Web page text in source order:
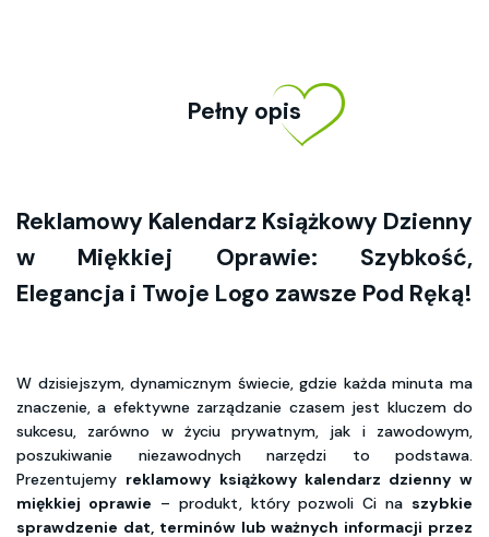
Pełny opis
Reklamowy Kalendarz Książkowy Dzienny
w Miękkiej Oprawie: Szybkość,
Elegancja i Twoje Logo zawsze Pod Ręką!
W dzisiejszym, dynamicznym świecie, gdzie każda minuta ma
znaczenie, a efektywne zarządzanie czasem jest kluczem do
sukcesu, zarówno w życiu prywatnym, jak i zawodowym,
poszukiwanie niezawodnych narzędzi to podstawa.
Prezentujemy reklamowy książkowy kalendarz dzienny w
miękkiej oprawie – produkt, który pozwoli Ci na szybkie
sprawdzenie dat, terminów lub ważnych informacji przez